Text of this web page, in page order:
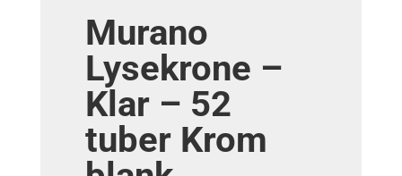
Murano
Lysekrone –
Klar – 52
tuber Krom